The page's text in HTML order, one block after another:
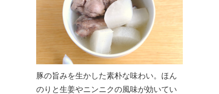
豚の旨みを生かした素朴な味わい。ほん
のりと生姜やニンニクの風味が効いてい